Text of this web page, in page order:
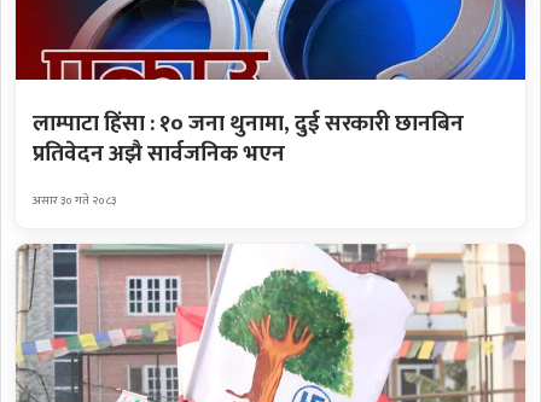
लाम्पाटा हिंसा : १० जना थुनामा, दुई सरकारी छानबिन
प्रतिवेदन अझै सार्वजनिक भएन
असार ३० गते २०८३